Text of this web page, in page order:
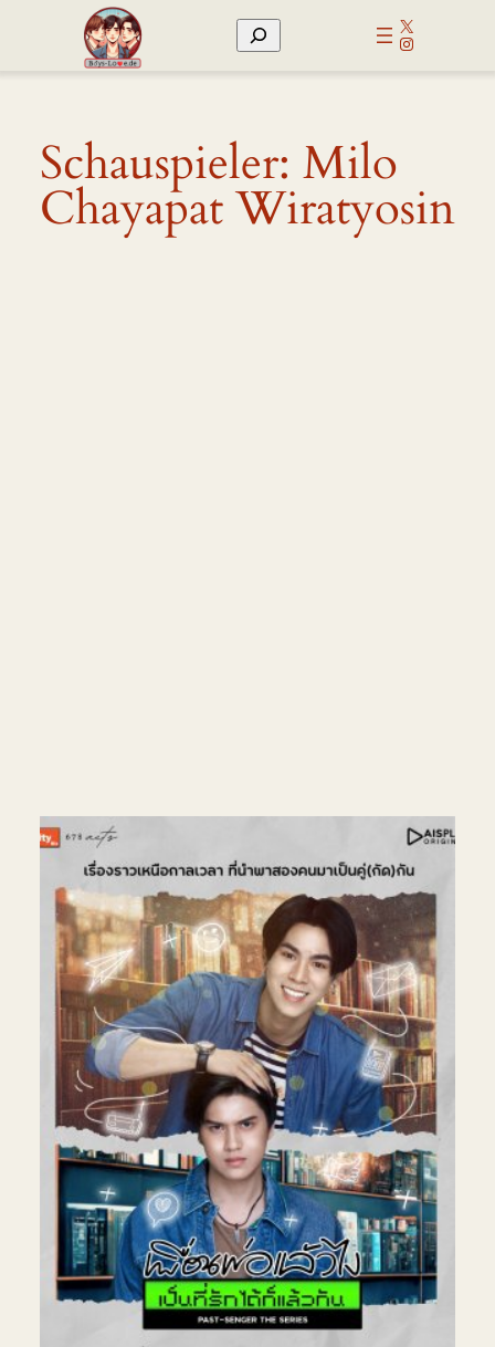
Suchen
X
Instagram
Schauspieler: Milo
Chayapat Wiratyosin